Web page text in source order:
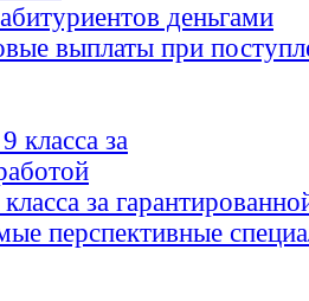
деньгами
выплаты при
за
перспективные